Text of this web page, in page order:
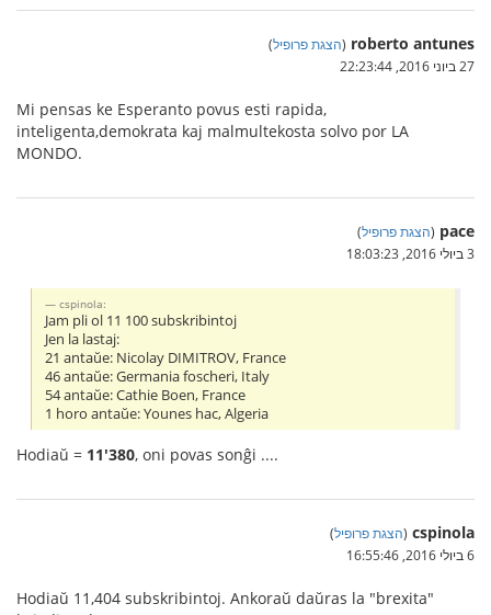
roberto antunes
(הצגת פרופיל)
27 ביוני 2016, 22:23:44
Mi pensas ke Esperanto povus esti rapida,
inteligenta,demokrata kaj malmultekosta solvo por LA
MONDO.
pace
(הצגת פרופיל)
3 ביולי 2016, 18:03:23
cspinola:
Jam pli ol 11 100 subskribintoj
Jen la lastaj:
21 antaŭe: Nicolay DIMITROV, France
46 antaŭe: Germania foscheri, Italy
54 antaŭe: Cathie Boen, France
1 horo antaŭe: Younes hac, Algeria
Hodiaŭ = 11'380, oni povas sonĝi ....
cspinola
(הצגת פרופיל)
6 ביולי 2016, 16:55:46
Hodiaŭ 11,404 subskribintoj. Ankoraŭ daŭras la "brexita"